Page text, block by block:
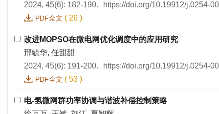
2024, 45(6): 182-190.
https://doi.org/10.19912/j.0254-
PDF全文 ( 26 )
改进MOPSO在微电网优化调度中的应用研究
邢毓华, 任甜甜
2024, 45(6): 191-200.
https://doi.org/10.19912/j.0254-
PDF全文 ( 53 )
电-氢微网群功率协调与谐波补偿控制策略